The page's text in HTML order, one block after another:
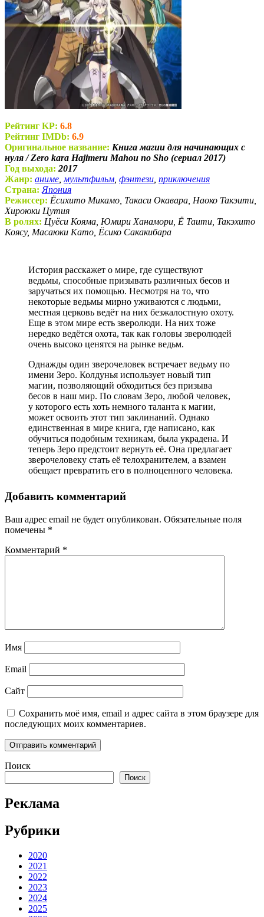
Рейтинг KP: 6.8
Рейтинг IMDb: 6.9
Оригинальное название: Книга магии для начинающих с
нуля / Zero kara Hajimeru Mahou no Sho (сериал 2017)
Год выхода: 2017
Жанр: аниме мультфильм фэнтези приключения
Страна: Япония
Режиссер: Ёсихито Микамо, Такаси Окавара, Наоко Такэити,
Хироюки Цутия
В ролях: Цуёси Кояма, Юмири Ханамори, Ё Таити, Такэхито
Коясу, Масаюки Като, Ёсико Сакакибара
История расскажет о мире, где существуют
ведьмы, способные призывать различных бесов и
заручаться их помощью. Несмотря на то, что
некоторые ведьмы мирно уживаются с людьми,
местная церковь ведёт на них безжалостную охоту.
Еще в этом мире есть зверолюди. На них тоже
нередко ведётся охота, так как головы зверолюдей
очень высоко ценятся на рынке ведьм.
Однажды один зверочеловек встречает ведьму по
имени Зеро. Колдунья использует новый тип
магии, позволяющий обходиться без призыва
бесов в наш мир. По словам Зеро, любой человек,
у которого есть хоть немного таланта к магии,
может освоить этот тип заклинаний. Однако
единственная в мире книга, где написано, как
обучиться подобным техникам, была украдена. И
теперь Зеро предстоит вернуть её. Она предлагает
зверочеловеку стать её телохранителем, а взамен
обещает превратить его в полноценного человека.
Добавить комментарий
Ваш адрес email не будет опубликован. Обязательные поля
помечены *
Комментарий *
Имя
Email
Сайт
Сохранить моё имя, email и адрес сайта в этом браузере для
последующих моих комментариев.
Поиск
Поиск
Реклама
Рубрики
2020
2021
2022
2023
2024
2025